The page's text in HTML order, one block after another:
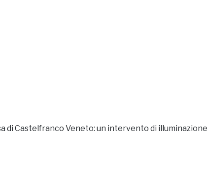
di Castelfranco Veneto: un intervento di